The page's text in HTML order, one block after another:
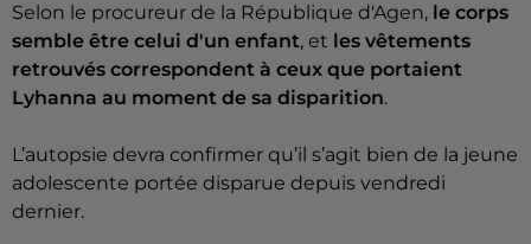
Selon le procureur de la République d'Agen, le corps
semble être celui d'un enfant, et les vêtements
retrouvés correspondent à ceux que portaient
Lyhanna au moment de sa disparition.
L’autopsie devra confirmer qu’il s’agit bien de la jeune
adolescente portée disparue depuis vendredi
dernier.